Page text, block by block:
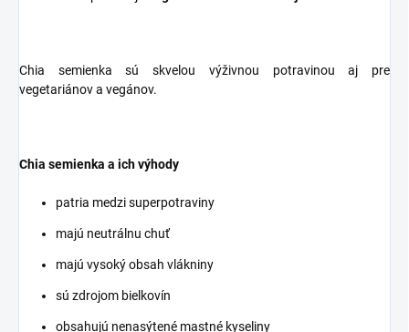
Chia semienka sú skvelou výživnou potravinou aj pre
vegetariánov a vegánov.
Chia semienka a ich výhody
patria medzi superpotraviny
majú neutrálnu chuť
majú vysoký obsah vlákniny
sú zdrojom bielkovín
obsahujú nenasýtené mastné kyseliny